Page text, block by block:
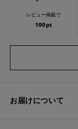
レビュー掲載で
100pt
お届けについて